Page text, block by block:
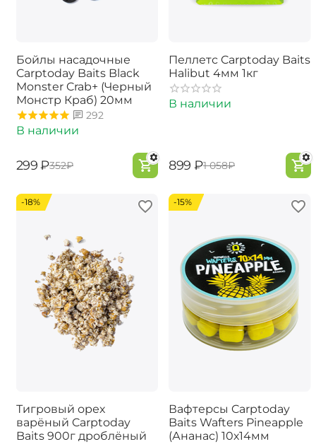
Бойлы насадочные
Carptoday Baits Black
Monster Crab+ (Черный
Монстр Краб) 20мм
292
В наличии
‍299‍ ₽‍352‍₽
Пеллетс Carptoday Baits
Halibut 4мм 1кг
В наличии
‍899‍ ₽‍1 058‍₽
-18%
Тигровый орех
варёный Carptoday
Baits 900г дроблёный
-15%
Вафтерсы Carptoday
Baits Wafters Pineapple
(Ананас) 10х14мм